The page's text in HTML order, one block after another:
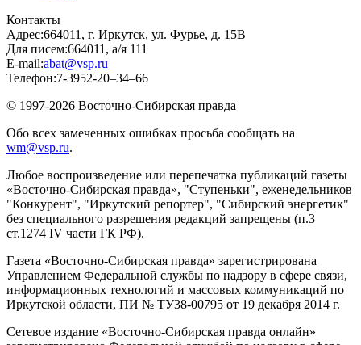
Контакты
Адрес:664011, г. Иркутск, ул. Фурье, д. 15В
Для писем:664011, а/я 111
E-mail:abat@vsp.ru
Телефон:7-3952-20–34–66
© 1997-2026 Восточно-Сибирская правда
Обо всех замеченных ошибках просьба сообщать на
wm@vsp.ru.
Любое воспроизведение или перепечатка публикаций газеты
«Восточно-Сибирская правда», "Ступеньки", еженедельников
"Конкурент", "Иркутский репортер", "Сибирский энергетик"
без специального разрешения редакций запрещены (п.3
ст.1274 IV части ГК РФ).
Газета «Восточно-Сибирская правда» зарегистрирована
Управлением Федеральной службы по надзору в сфере связи,
информационных технологий и массовых коммуникаций по
Иркутской области, ПИ № ТУ38-00795 от 19 декабря 2014 г.
Сетевое издание «Восточно-Сибирская правда онлайн»